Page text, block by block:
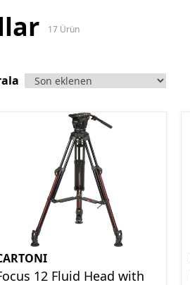
17 Ürün
12 Fluid Head with